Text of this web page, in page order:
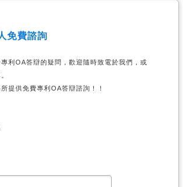
免費諮詢
利OA答辯的疑問，歡迎隨時致電於我們，或
提供免費專利OA答辯諮詢！！